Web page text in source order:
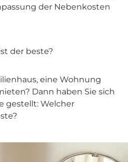
der Nebenkosten
der beste?
eine Wohnung
Dann haben Sie sich
gestellt: Welcher